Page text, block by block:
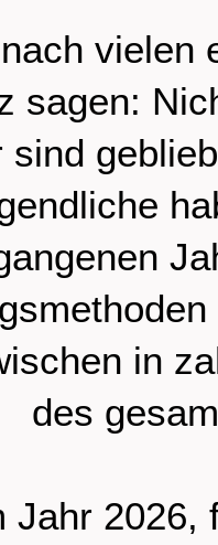
vielen
sagen:
sind
in
des
Jahr 2026,